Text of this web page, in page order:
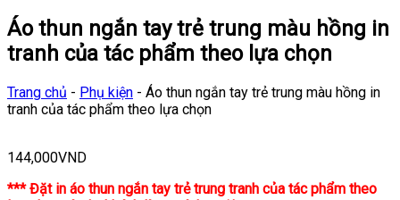
Áo thun ngắn tay trẻ trung màu hồng in
tranh của tác phẩm theo lựa chọn
Trang chủ - Phụ kiện - Áo thun ngắn tay trẻ trung màu hồng in
tranh của tác phẩm theo lựa chọn
144,000VND
*** Đặt in áo thun ngắn tay trẻ trung tranh của tác phẩm theo